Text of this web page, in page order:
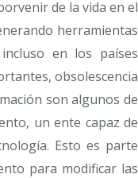
de la vida en el
herramientas
en los países
obsolescencia
son algunos de
un ente capaz de
Esto es parte
para modificar las